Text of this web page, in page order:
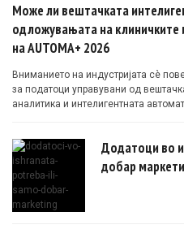
Може ли вештачката
одложувањата на клиничките
на AUTOMA+ 2026
Вниманието на индустријата сè
за податоци управувани од
аналитика и интелигентната
Додатоци во
добар